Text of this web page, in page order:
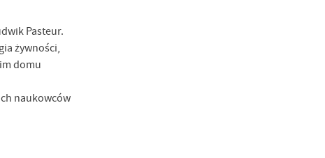
Pasteur.
żywności,
domu
naukowców